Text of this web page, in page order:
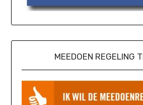
MEEDOEN REGELING